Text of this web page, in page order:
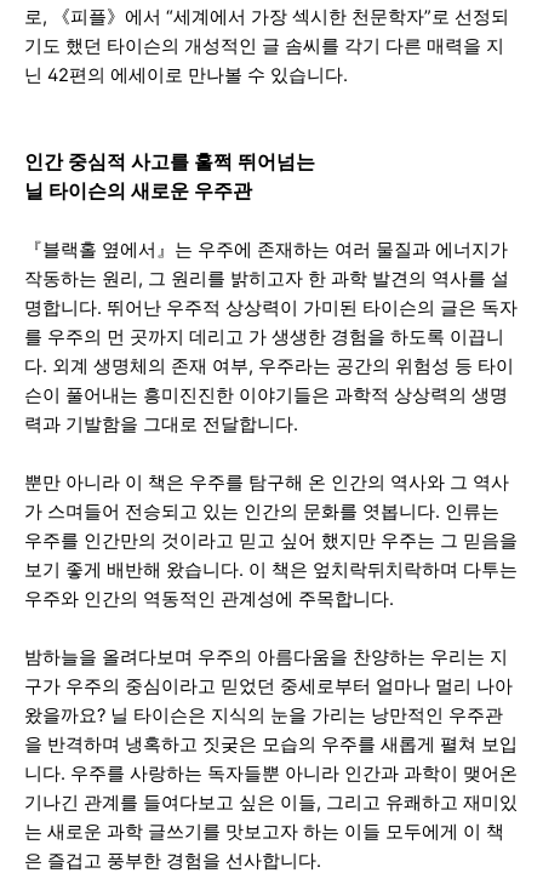
로, 《피플》에서 “세계에서 가장 섹시한 천문학자”로 선정되
기도 했던 타이슨의 개성적인 글 솜씨를 각기 다른 매력을 지
닌 42편의 에세이로 만나볼 수 있습니다.
인간 중심적 사고를 훌쩍 뛰어넘는
닐 타이슨의 새로운 우주관
『블랙홀 옆에서』는 우주에 존재하는 여러 물질과 에너지가
작동하는 원리, 그 원리를 밝히고자 한 과학 발견의 역사를 설
명합니다. 뛰어난 우주적 상상력이 가미된 타이슨의 글은 독자
를 우주의 먼 곳까지 데리고 가 생생한 경험을 하도록 이끕니
다. 외계 생명체의 존재 여부, 우주라는 공간의 위험성 등 타이
슨이 풀어내는 흥미진진한 이야기들은 과학적 상상력의 생명
력과 기발함을 그대로 전달합니다.
뿐만 아니라 이 책은 우주를 탐구해 온 인간의 역사와 그 역사
가 스며들어 전승되고 있는 인간의 문화를 엿봅니다. 인류는
우주를 인간만의 것이라고 믿고 싶어 했지만 우주는 그 믿음을
보기 좋게 배반해 왔습니다. 이 책은 엎치락뒤치락하며 다투는
우주와 인간의 역동적인 관계성에 주목합니다.
밤하늘을 올려다보며 우주의 아름다움을 찬양하는 우리는 지
구가 우주의 중심이라고 믿었던 중세로부터 얼마나 멀리 나아
왔을까요? 닐 타이슨은 지식의 눈을 가리는 낭만적인 우주관
을 반격하며 냉혹하고 짓궂은 모습의 우주를 새롭게 펼쳐 보입
니다. 우주를 사랑하는 독자들뿐 아니라 인간과 과학이 맺어온
기나긴 관계를 들여다보고 싶은 이들, 그리고 유쾌하고 재미있
는 새로운 과학 글쓰기를 맛보고자 하는 이들 모두에게 이 책
은 즐겁고 풍부한 경험을 선사합니다.